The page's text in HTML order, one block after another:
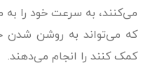
می‌کنند، به سرعت خود را به
که می‌تواند به روشن شدن
کمک کنند را انجام می‌دهند.